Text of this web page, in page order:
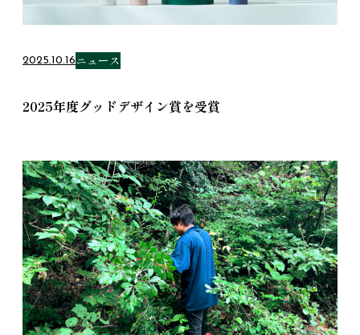
2025.10.16ニュース
2025年度グッドデザイン賞を受賞